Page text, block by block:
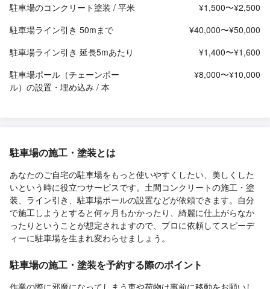
駐車場のコンクリート塗装 / 平米
¥1,500〜¥2,500
駐車場ライン引き 50mまで
¥40,000〜¥50,000
駐車場ライン引き 延長5mあたり
¥1,400〜¥1,600
駐車場ポール（チェーンポー
ル）の設置・埋め込み / 本
¥8,000〜¥10,000
駐車場の施工・塗装とは
あなたのご自宅の駐車場をもっと使いやすくしたい、美しくした
いという時に役立つサービスです。土間コンクリートの施工・塗
装、ライン引き、駐車場ポールの設置などが依頼できます。自分
で施工しようとすると何ヶ月もかかったり、綺麗に仕上がらなか
ったりということが想定されますので、プロに依頼してスピーデ
ィーに駐車場を生まれ変わらせましょう。
駐車場の施工・塗装を予約する際のポイント
作業の際に邪魔になってしまう車や荷物は事前に移動をお願いし